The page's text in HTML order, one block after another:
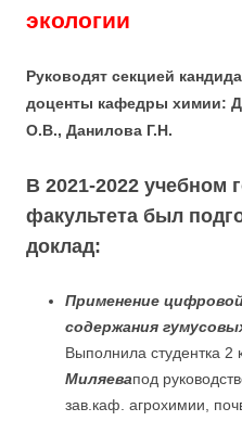
экологии
Руководят секцией
доценты кафедры химии:
О.В., Данилова Г.Н.
В 2021-2022 учебном
факультета был
доклад:
Применение
содержания
Выполнила студентка 2
Миляевапод
зав.каф. агрохимии,